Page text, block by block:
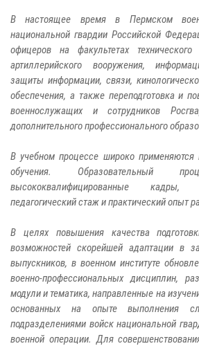
В настоящее время в Пермском
национальной гвардии Российской
офицеров на факультетах технического
артиллерийского вооружения,
защиты информации, связи,
обеспечения, а также переподготовка и
военнослужащих и сотрудников
дополнительного профессионального
В учебном процессе широко
обучения. Образовательный
высококвалифицированные
педагогический стаж и практический опыт
В целях повышения качества
возможностей скорейшей адаптации в
выпускников, в военном институте
военно-профессиональных дисциплин,
модули и тематика, направленные на
основанных на опыте выполнения
подразделениями войск национальной
военной операции. Для